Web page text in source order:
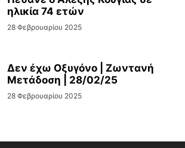
ηλικία 74 ετών
28 Φεβρουαρίου 2025
Δεν έχω Οξυγόνο | Ζωντανή
Μετάδοση | 28/02/25
28 Φεβρουαρίου 2025